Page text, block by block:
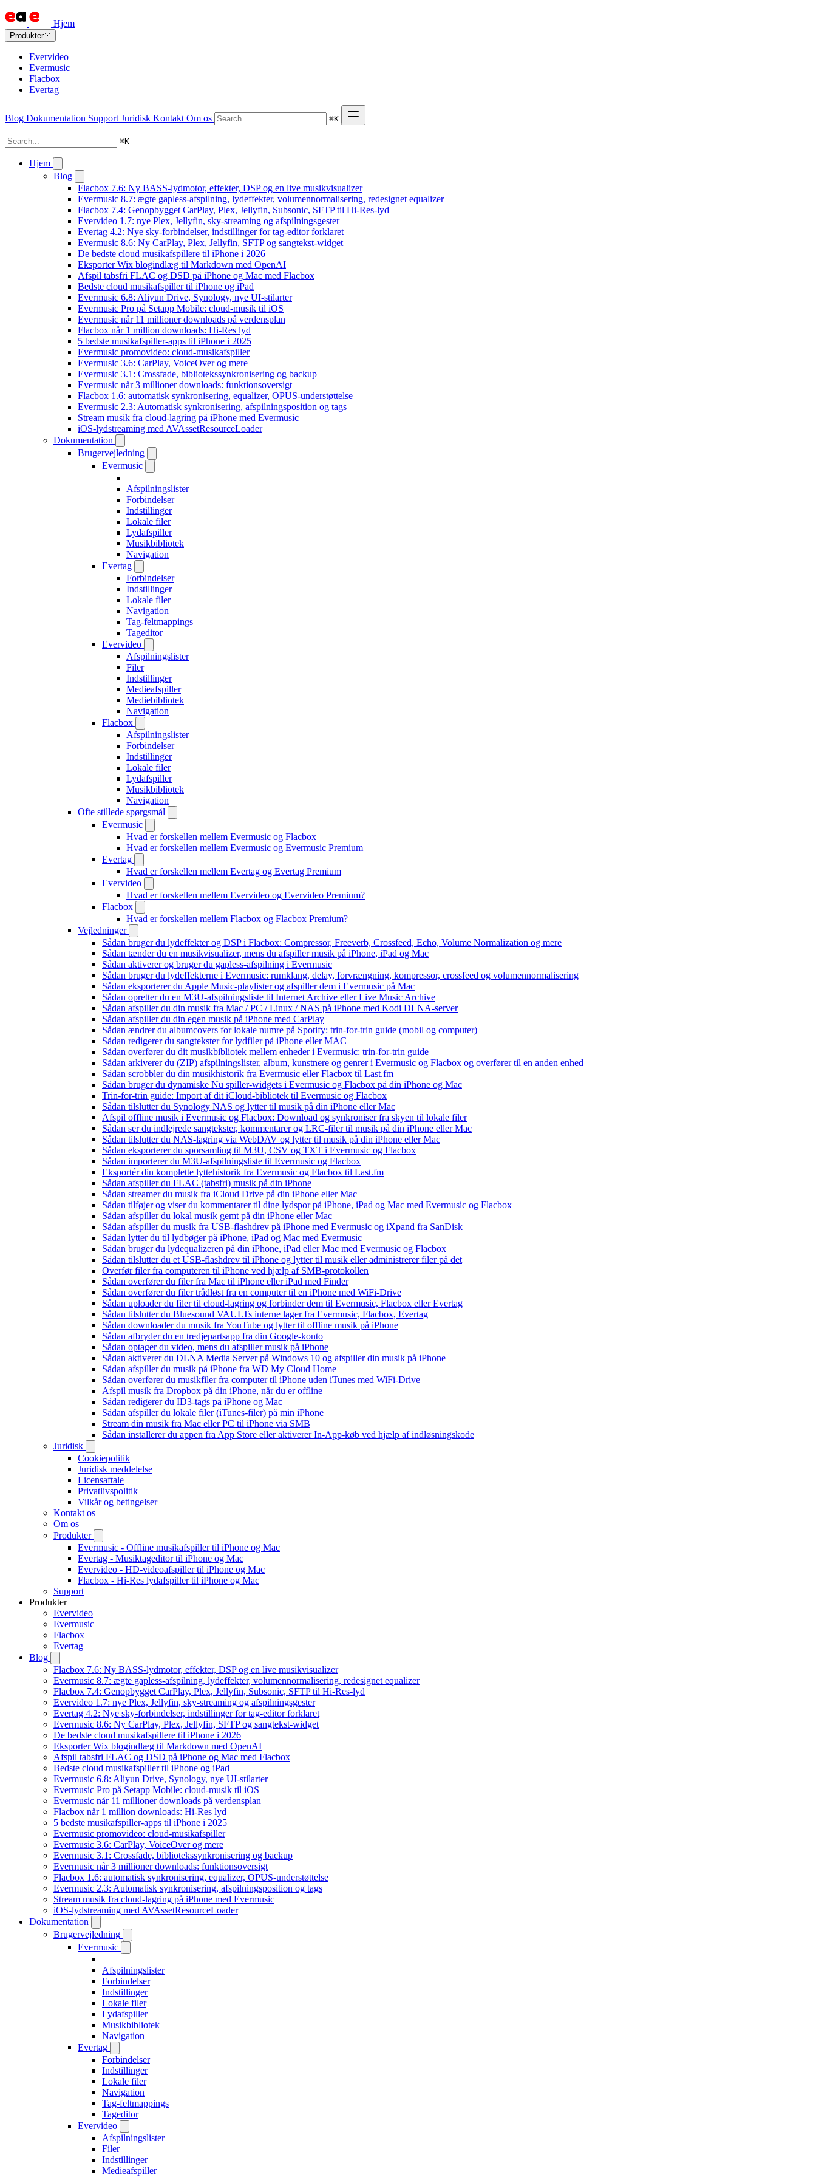
Hjem
Produkter
Evervideo
Evermusic
Flacbox
Evertag
Blog Dokumentation Support Juridisk Kontakt Om os ⌘K
⌘K
Hjem
Blog
Flacbox 7.6: Ny BASS-lydmotor, effekter, DSP og en live musikvisualizer
Evermusic 8.7: ægte gapless-afspilning, lydeffekter, volumennormalisering, redesignet equalizer
Flacbox 7.4: Genopbygget CarPlay, Plex, Jellyfin, Subsonic, SFTP til Hi-Res-lyd
Evervideo 1.7: nye Plex, Jellyfin, sky-streaming og afspilningsgester
Evertag 4.2: Nye sky-forbindelser, indstillinger for tag-editor forklaret
Evermusic 8.6: Ny CarPlay, Plex, Jellyfin, SFTP og sangtekst-widget
De bedste cloud musikafspillere til iPhone i 2026
Eksporter Wix blogindlæg til Markdown med OpenAI
Afspil tabsfri FLAC og DSD på iPhone og Mac med Flacbox
Bedste cloud musikafspiller til iPhone og iPad
Evermusic 6.8: Aliyun Drive, Synology, nye UI-stilarter
Evermusic Pro på Setapp Mobile: cloud-musik til iOS
Evermusic når 11 millioner downloads på verdensplan
Flacbox når 1 million downloads: Hi-Res lyd
5 bedste musikafspiller-apps til iPhone i 2025
Evermusic promovideo: cloud-musikafspiller
Evermusic 3.6: CarPlay, VoiceOver og mere
Evermusic 3.1: Crossfade, bibliotekssynkronisering og backup
Evermusic når 3 millioner downloads: funktionsoversigt
Flacbox 1.6: automatisk synkronisering, equalizer, OPUS-understøttelse
Evermusic 2.3: Automatisk synkronisering, afspilningsposition og tags
Stream musik fra cloud-lagring på iPhone med Evermusic
iOS-lydstreaming med AVAssetResourceLoader
Dokumentation
Brugervejledning
Evermusic
Afspilningslister
Forbindelser
Indstillinger
Lokale filer
Lydafspiller
Musikbibliotek
Navigation
Evertag
Forbindelser
Indstillinger
Lokale filer
Navigation
Tag-feltmappings
Tageditor
Evervideo
Afspilningslister
Filer
Indstillinger
Medieafspiller
Mediebibliotek
Navigation
Flacbox
Afspilningslister
Forbindelser
Indstillinger
Lokale filer
Lydafspiller
Musikbibliotek
Navigation
Ofte stillede spørgsmål
Evermusic
Hvad er forskellen mellem Evermusic og Flacbox
Hvad er forskellen mellem Evermusic og Evermusic Premium
Evertag
Hvad er forskellen mellem Evertag og Evertag Premium
Evervideo
Hvad er forskellen mellem Evervideo og Evervideo Premium?
Flacbox
Hvad er forskellen mellem Flacbox og Flacbox Premium?
Vejledninger
Sådan bruger du lydeffekter og DSP i Flacbox: Compressor, Freeverb, Crossfeed, Echo, Volume Normalization og mere
Sådan tænder du en musikvisualizer, mens du afspiller musik på iPhone, iPad og Mac
Sådan aktiverer og bruger du gapless-afspilning i Evermusic
Sådan bruger du lydeffekterne i Evermusic: rumklang, delay, forvrængning, kompressor, crossfeed og volumennormalisering
Sådan eksporterer du Apple Music-playlister og afspiller dem i Evermusic på Mac
Sådan opretter du en M3U-afspilningsliste til Internet Archive eller Live Music Archive
Sådan afspiller du din musik fra Mac / PC / Linux / NAS på iPhone med Kodi DLNA-server
Sådan afspiller du din egen musik på iPhone med CarPlay
Sådan ændrer du albumcovers for lokale numre på Spotify: trin-for-trin guide (mobil og computer)
Sådan redigerer du sangtekster for lydfiler på iPhone eller MAC
Sådan overfører du dit musikbibliotek mellem enheder i Evermusic: trin-for-trin guide
Sådan arkiverer du (ZIP) afspilningslister, album, kunstnere og genrer i Evermusic og Flacbox og overfører til en anden enhed
Sådan scrobbler du din musikhistorik fra Evermusic eller Flacbox til Last.fm
Sådan bruger du dynamiske Nu spiller-widgets i Evermusic og Flacbox på din iPhone og Mac
Trin-for-trin guide: Import af dit iCloud-bibliotek til Evermusic og Flacbox
Sådan tilslutter du Synology NAS og lytter til musik på din iPhone eller Mac
Afspil offline musik i Evermusic og Flacbox: Download og synkroniser fra skyen til lokale filer
Sådan ser du indlejrede sangtekster, kommentarer og LRC-filer til musik på din iPhone eller Mac
Sådan tilslutter du NAS-lagring via WebDAV og lytter til musik på din iPhone eller Mac
Sådan eksporterer du sporsamling til M3U, CSV og TXT i Evermusic og Flacbox
Sådan importerer du M3U-afspilningsliste til Evermusic og Flacbox
Eksportér din komplette lyttehistorik fra Evermusic og Flacbox til Last.fm
Sådan afspiller du FLAC (tabsfri) musik på din iPhone
Sådan streamer du musik fra iCloud Drive på din iPhone eller Mac
Sådan tilføjer og viser du kommentarer til dine lydspor på iPhone, iPad og Mac med Evermusic og Flacbox
Sådan afspiller du lokal musik gemt på din iPhone eller Mac
Sådan afspiller du musik fra USB-flashdrev på iPhone med Evermusic og iXpand fra SanDisk
Sådan lytter du til lydbøger på iPhone, iPad og Mac med Evermusic
Sådan bruger du lydequalizeren på din iPhone, iPad eller Mac med Evermusic og Flacbox
Sådan tilslutter du et USB-flashdrev til iPhone og lytter til musik eller administrerer filer på det
Overfør filer fra computeren til iPhone ved hjælp af SMB-protokollen
Sådan overfører du filer fra Mac til iPhone eller iPad med Finder
Sådan overfører du filer trådløst fra en computer til en iPhone med WiFi-Drive
Sådan uploader du filer til cloud-lagring og forbinder dem til Evermusic, Flacbox eller Evertag
Sådan tilslutter du Bluesound VAULTs interne lager fra Evermusic, Flacbox, Evertag
Sådan downloader du musik fra YouTube og lytter til offline musik på iPhone
Sådan afbryder du en tredjepartsapp fra din Google-konto
Sådan optager du video, mens du afspiller musik på iPhone
Sådan aktiverer du DLNA Media Server på Windows 10 og afspiller din musik på iPhone
Sådan afspiller du musik på iPhone fra WD My Cloud Home
Sådan overfører du musikfiler fra computer til iPhone uden iTunes med WiFi-Drive
Afspil musik fra Dropbox på din iPhone, når du er offline
Sådan redigerer du ID3-tags på iPhone og Mac
Sådan afspiller du lokale filer (iTunes-filer) på min iPhone
Stream din musik fra Mac eller PC til iPhone via SMB
Sådan installerer du appen fra App Store eller aktiverer In-App-køb ved hjælp af indløsningskode
Juridisk
Cookiepolitik
Juridisk meddelelse
Licensaftale
Privatlivspolitik
Vilkår og betingelser
Kontakt os
Om os
Produkter
Evermusic - Offline musikafspiller til iPhone og Mac
Evertag - Musiktageditor til iPhone og Mac
Evervideo - HD-videoafspiller til iPhone og Mac
Flacbox - Hi-Res lydafspiller til iPhone og Mac
Support
Produkter
Evervideo
Evermusic
Flacbox
Evertag
Blog
Flacbox 7.6: Ny BASS-lydmotor, effekter, DSP og en live musikvisualizer
Evermusic 8.7: ægte gapless-afspilning, lydeffekter, volumennormalisering, redesignet equalizer
Flacbox 7.4: Genopbygget CarPlay, Plex, Jellyfin, Subsonic, SFTP til Hi-Res-lyd
Evervideo 1.7: nye Plex, Jellyfin, sky-streaming og afspilningsgester
Evertag 4.2: Nye sky-forbindelser, indstillinger for tag-editor forklaret
Evermusic 8.6: Ny CarPlay, Plex, Jellyfin, SFTP og sangtekst-widget
De bedste cloud musikafspillere til iPhone i 2026
Eksporter Wix blogindlæg til Markdown med OpenAI
Afspil tabsfri FLAC og DSD på iPhone og Mac med Flacbox
Bedste cloud musikafspiller til iPhone og iPad
Evermusic 6.8: Aliyun Drive, Synology, nye UI-stilarter
Evermusic Pro på Setapp Mobile: cloud-musik til iOS
Evermusic når 11 millioner downloads på verdensplan
Flacbox når 1 million downloads: Hi-Res lyd
5 bedste musikafspiller-apps til iPhone i 2025
Evermusic promovideo: cloud-musikafspiller
Evermusic 3.6: CarPlay, VoiceOver og mere
Evermusic 3.1: Crossfade, bibliotekssynkronisering og backup
Evermusic når 3 millioner downloads: funktionsoversigt
Flacbox 1.6: automatisk synkronisering, equalizer, OPUS-understøttelse
Evermusic 2.3: Automatisk synkronisering, afspilningsposition og tags
Stream musik fra cloud-lagring på iPhone med Evermusic
iOS-lydstreaming med AVAssetResourceLoader
Dokumentation
Brugervejledning
Evermusic
Afspilningslister
Forbindelser
Indstillinger
Lokale filer
Lydafspiller
Musikbibliotek
Navigation
Evertag
Forbindelser
Indstillinger
Lokale filer
Navigation
Tag-feltmappings
Tageditor
Evervideo
Afspilningslister
Filer
Indstillinger
Medieafspiller